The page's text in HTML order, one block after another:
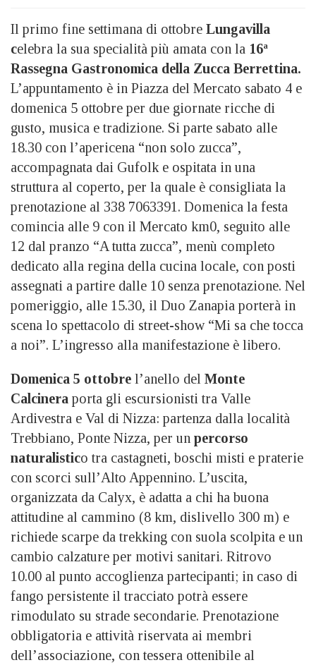
Il primo fine settimana di ottobre Lungavilla
celebra la sua specialità più amata con la 16ª
Rassegna Gastronomica della Zucca Berrettina.
L’appuntamento è in Piazza del Mercato sabato 4 e
domenica 5 ottobre per due giornate ricche di
gusto, musica e tradizione. Si parte sabato alle
18.30 con l’apericena “non solo zucca”,
accompagnata dai Gufolk e ospitata in una
struttura al coperto, per la quale è consigliata la
prenotazione al 338 7063391. Domenica la festa
comincia alle 9 con il Mercato km0, seguito alle
12 dal pranzo “A tutta zucca”, menù completo
dedicato alla regina della cucina locale, con posti
assegnati a partire dalle 10 senza prenotazione. Nel
pomeriggio, alle 15.30, il Duo Zanapia porterà in
scena lo spettacolo di street-show “Mi sa che tocca
a noi”. L’ingresso alla manifestazione è libero.
Domenica 5 ottobre l’anello del Monte
Calcinera porta gli escursionisti tra Valle
Ardivestra e Val di Nizza: partenza dalla località
Trebbiano, Ponte Nizza, per un percorso
naturalistico tra castagneti, boschi misti e praterie
con scorci sull’Alto Appennino. L’uscita,
organizzata da Calyx, è adatta a chi ha buona
attitudine al cammino (8 km, dislivello 300 m) e
richiede scarpe da trekking con suola scolpita e un
cambio calzature per motivi sanitari. Ritrovo
10.00 al punto accoglienza partecipanti; in caso di
fango persistente il tracciato potrà essere
rimodulato su strade secondarie. Prenotazione
obbligatoria e attività riservata ai membri
dell’associazione, con tessera ottenibile al